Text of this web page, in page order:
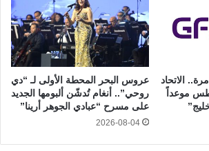
لأول مرة.. الاتحاد
24 أغسطس موعداً
عروس البحر المحطة الأولى لـ “دي
روحي”.. أنغام تُدشّن ألبومها الجديد
على مسرح “عبادي الجوهر أرينا”
2026-08-04